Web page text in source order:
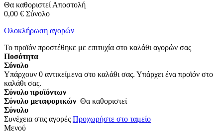
Θα καθοριστεί Αποστολή
0,00 € Σύνολο
Ολοκλήρωση αγορών
Το προϊόν προστέθηκε με επιτυχία στο καλάθι αγορών σας
Ποσότητα
Σύνολο
Υπάρχουν 0 αντικείμενα στο καλάθι σας. Υπάρχει ένα προϊόν στο
καλάθι σας.
Σύνολο προϊόντων
Σύνολο μεταφορικών Θα καθοριστεί
Σύνολο
Συνέχεια στις αγορές Προχωρήστε στο ταμείο
Μενού